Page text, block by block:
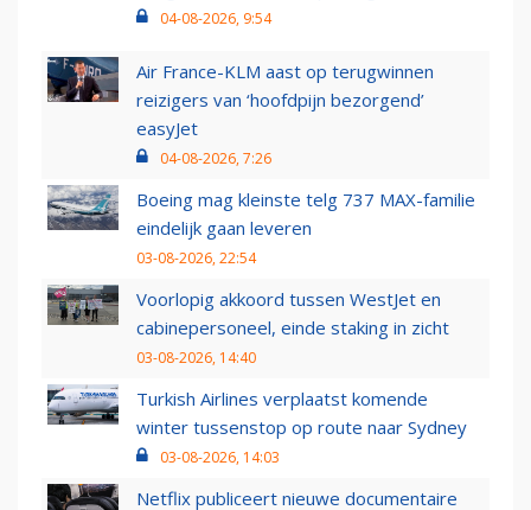
04-08-2026, 9:54
Air France-KLM aast op terugwinnen
reizigers van ‘hoofdpijn bezorgend’
easyJet
04-08-2026, 7:26
Boeing mag kleinste telg 737 MAX-familie
eindelijk gaan leveren
03-08-2026, 22:54
Voorlopig akkoord tussen WestJet en
cabinepersoneel, einde staking in zicht
03-08-2026, 14:40
Turkish Airlines verplaatst komende
winter tussenstop op route naar Sydney
03-08-2026, 14:03
Netflix publiceert nieuwe documentaire